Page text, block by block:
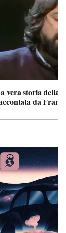
vera storia della
da